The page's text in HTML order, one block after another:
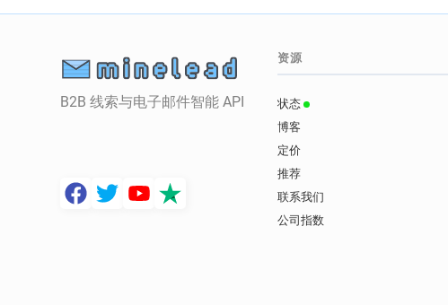
B2B 线索与电子邮件智能 API
资源
状态
博客
定价
推荐
联系我们
公司指数